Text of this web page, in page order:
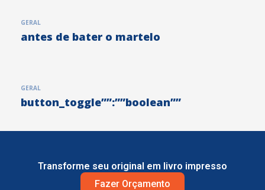
GERAL
antes de bater o martelo
GERAL
button_toggle””:””boolean””
Transforme seu original em livro impresso
Fazer Orçamento